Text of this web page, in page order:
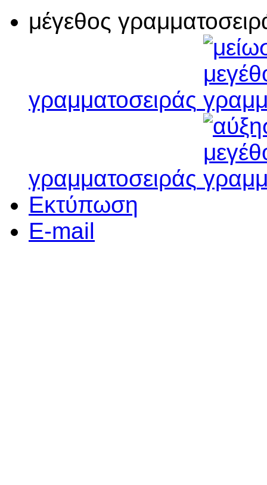
μέγεθος
γραμματοσειράς
γραμματοσειράς
Εκτύπωση
E-mail